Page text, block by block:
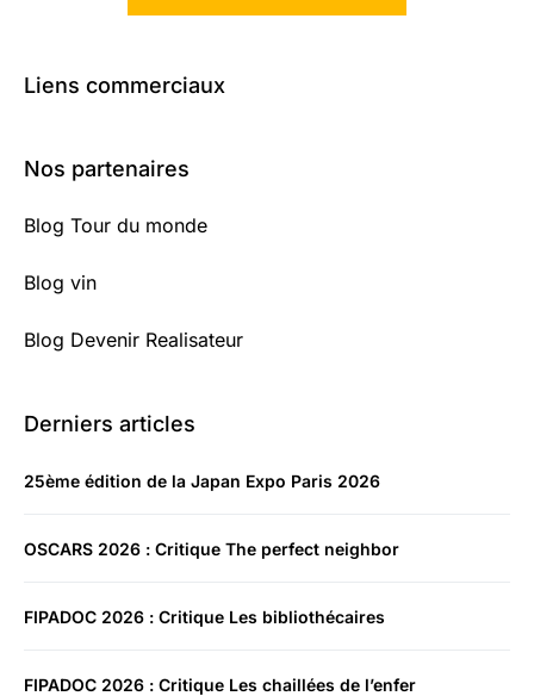
Liens commerciaux
Nos partenaires
Blog Tour du monde
Blog vin
Blog Devenir Realisateur
Derniers articles
25ème édition de la Japan Expo Paris 2026
OSCARS 2026 : Critique The perfect neighbor
FIPADOC 2026 : Critique Les bibliothécaires
FIPADOC 2026 : Critique Les chaillées de l’enfer